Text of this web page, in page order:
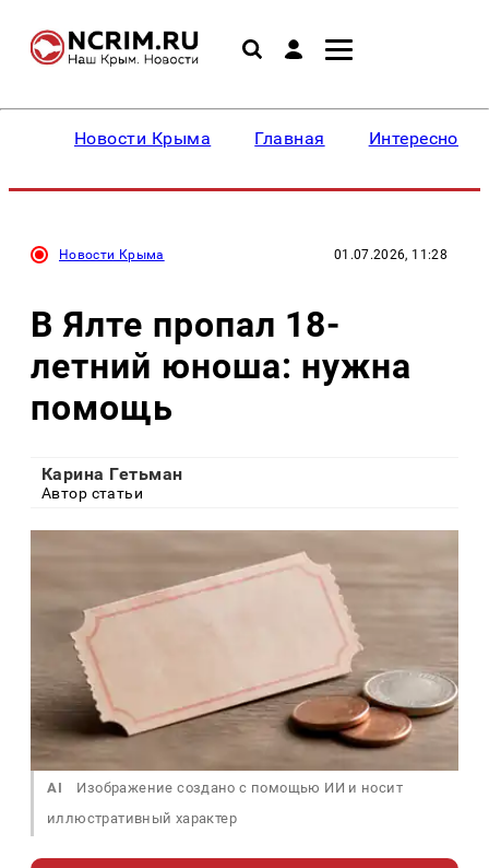
Новости Крыма Главная Интересное
Новости Крыма 01.07.2026, 11:28
В Ялте пропал 18-
летний юноша: нужна
помощь
Карина Гетьман
Автор статьи
AI
Изображение создано с помощью ИИ и носит
иллюстративный характер